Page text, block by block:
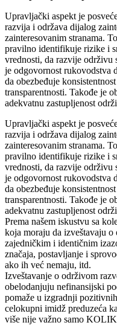
Upravljački aspekt je
razvija i održava dijalog
zainteresovanim stranama.
pravilno identifikuje rizike i
vrednosti, da razvije
je odgovornost rukovodstva
da obezbeđuje
transparentnosti. Takođe je
adekvatnu zastupljenost
Upravljački aspekt je
razvija i održava dijalog
zainteresovanim stranama.
pravilno identifikuje rizike i
vrednosti, da razvije
je odgovornost rukovodstva
da obezbeđuje
transparentnosti. Takođe je
adekvatnu zastupljenost
Prema našem iskustvu sa
koja moraju da izveštavaju o
zajedničkim i identičnim
značaja, postavljanje i
ako ih već nemaju, itd.
Izveštavanje o održivom
obelodanjuju nefinansijski
pomaže u izgradnji
celokupni imidž preduzeća
više nije važno samo